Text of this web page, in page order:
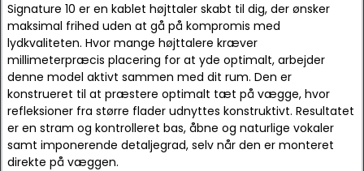
Signature 10 er en kablet højttaler skabt til dig, der ønsker
maksimal frihed uden at gå på kompromis med
lydkvaliteten. Hvor mange højttalere kræver
millimeterpræcis placering for at yde optimalt, arbejder
denne model aktivt sammen med dit rum. Den er
konstrueret til at præstere optimalt tæt på vægge, hvor
refleksioner fra større flader udnyttes konstruktivt. Resultatet
er en stram og kontrolleret bas, åbne og naturlige vokaler
samt imponerende detaljegrad, selv når den er monteret
direkte på væggen.